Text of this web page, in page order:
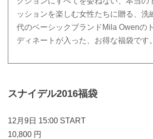
ッションを楽しむ女性たちに贈る、洗
代のベーシックブランドMila Owenの
ディネートが入った、お得な福袋です。
スナイデル2016福袋
12月9日 15:00 START
10,800 円